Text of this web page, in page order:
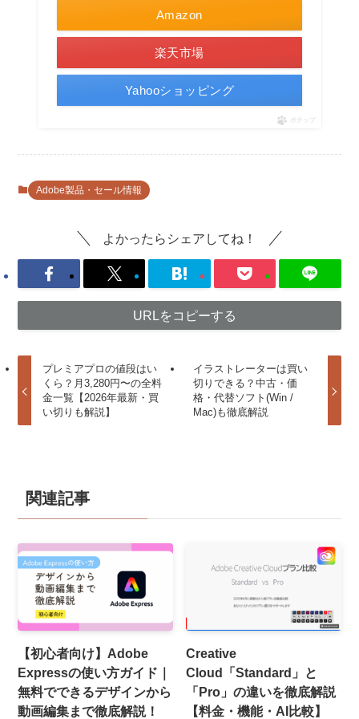
Amazon
楽天市場
Yahooショッピング
ポチップ
Adobe製品・セール情報
よかったらシェアしてね！
URLをコピーする
プレミアプロの値段はい
くら？月3,280円〜の全料
金一覧【2026年最新・買
い切りも解説】
イラストレーターは買い
切りできる？中古・価
格・代替ソフト(Win /
Mac)も徹底解説
関連記事
【初心者向け】Adobe
Expressの使い方ガイド｜
無料でできるデザインから
動画編集まで徹底解説！
Creative
Cloud「Standard」と
「Pro」の違いを徹底解説
【料金・機能・AI比較】